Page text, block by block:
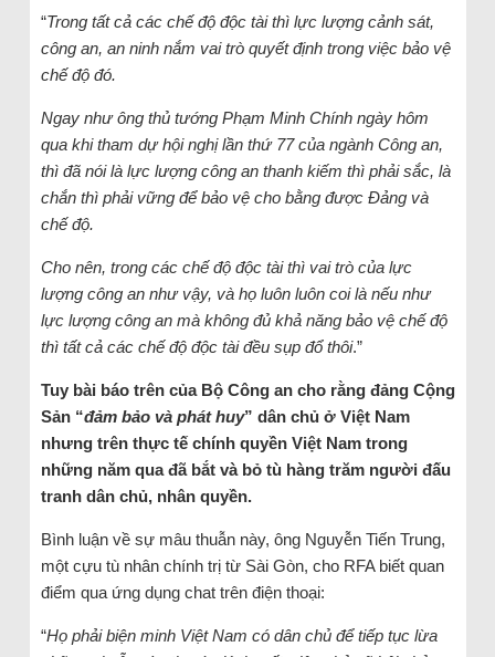
“Trong tất cả các chế độ độc tài thì lực lượng cảnh sát,
công an, an ninh nắm vai trò quyết định trong việc bảo vệ
chế độ đó.
Ngay như ông thủ tướng Phạm Minh Chính ngày hôm
qua khi tham dự hội nghị lần thứ 77 của ngành Công an,
thì đã nói là lực lượng công an thanh kiếm thì phải sắc, là
chắn thì phải vững để bảo vệ cho bằng được Đảng và
chế độ.
Cho nên, trong các chế độ độc tài thì vai trò của lực
lượng công an như vậy, và họ luôn luôn coi là nếu như
lực lượng công an mà không đủ khả năng bảo vệ chế độ
thì tất cả các chế độ độc tài đều sụp đổ thôi.”
Tuy bài báo trên của Bộ Công an cho rằng đảng Cộng
Sản “đảm bảo và phát huy” dân chủ ở Việt Nam
nhưng trên thực tế chính quyền Việt Nam trong
những năm qua đã bắt và bỏ tù hàng trăm người đấu
tranh dân chủ, nhân quyền.
Bình luận về sự mâu thuẫn này, ông Nguyễn Tiến Trung,
một cựu tù nhân chính trị từ Sài Gòn, cho RFA biết quan
điểm qua ứng dụng chat trên điện thoại:
“Họ phải biện minh Việt Nam có dân chủ để tiếp tục lừa